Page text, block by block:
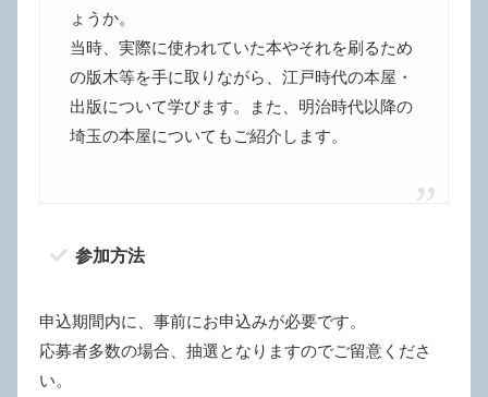
ょうか。
当時、実際に使われていた本やそれを刷るため
の版木等を手に取りながら、江戸時代の本屋・
出版について学びます。また、明治時代以降の
埼玉の本屋についてもご紹介します。
参加方法
申込期間内に、事前にお申込みが必要です。
応募者多数の場合、抽選となりますのでご留意くださ
い。